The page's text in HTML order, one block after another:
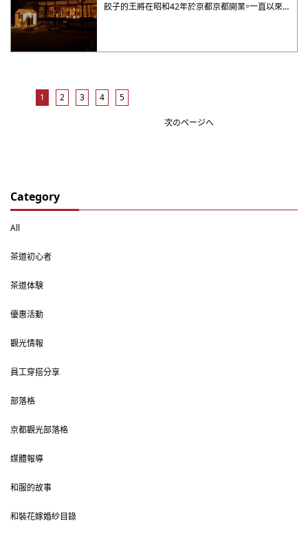
Category
All
茶道初心者
茶道体験
優惠活動
觀光情報
員工穿搭分享
部落格
京都觀光部落格
媒體報導
和服的故事
和裝花嫁婚紗目錄
餃子的王將在昭和42年於京都京都開業。一直以來都給人一種肚子很餓的男人才會去吃的印象 但是烏丸御池的「GYOZ ・・・
1 2 3 4 5
次のページへ